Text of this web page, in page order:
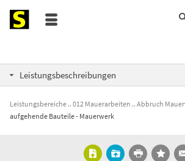
Leistungsbeschreibungen
Leistungsbereiche 012 Mauerarbeiten Abbruch
aufgehende Bauteile - Mauerwerk